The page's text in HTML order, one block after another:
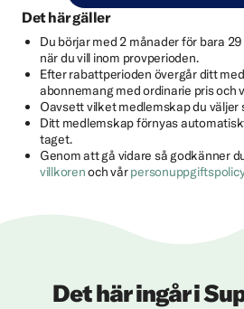
Det här gäller
Du börjar med 2 månader för bara
när du vill inom provperioden.
Efter rabattperioden övergår ditt
abonnemang med ordinarie pris och
Oavsett vilket medlemskap du väljer
Ditt medlemskap förnyas
taget.
Genom att gå vidare så godkänner
villkorenoch vårpersonuppgiftspolicy
Det här ingår i